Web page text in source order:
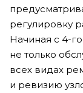
регулировку
Начиная с 4-
не только
всех видах
и ревизию